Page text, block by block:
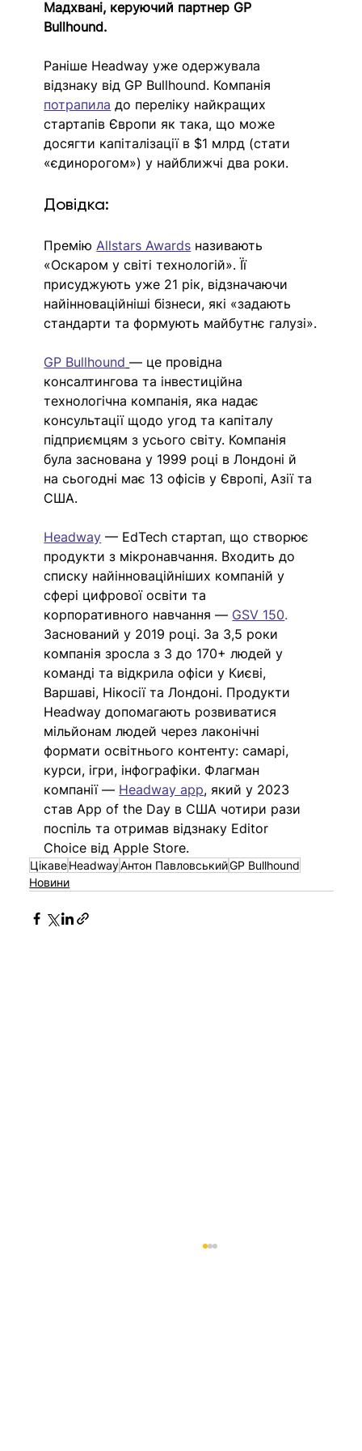
Мадхвані, керуючий партнер GP
Bullhound.
Раніше Headway уже одержувала
відзнаку від GP Bullhound. Компанія
потрапила до переліку найкращих
стартапів Європи як така, що може
досягти капіталізації в $1 млрд (стати
«єдинорогом») у найближчі два роки.
Довідка:
Премію Allstars Awards називають
«Оскаром у світі технологій». Її
присуджують уже 21 рік, відзначаючи
найінноваційніші бізнеси, які «задають
стандарти та формують майбутнє галузі».
GP Bullhound — це провідна
консалтингова та інвестиційна
технологічна компанія, яка надає
консультації щодо угод та капіталу
підприємцям з усього світу. Компанія
була заснована у 1999 році в Лондоні й
на сьогодні має 13 офісів у Європі, Азії та
США.
Headway — EdTech стартап, що створює
продукти з мікронавчання. Входить до
списку найінноваційніших компаній у
сфері цифрової освіти та
корпоративного навчання — GSV 150.
Заснований у 2019 році. За 3,5 роки
компанія зросла з 3 до 170+ людей у
команді та відкрила офіси у Києві,
Варшаві, Нікосії та Лондоні. Продукти
Headway допомагають розвиватися
мільйонам людей через лаконічні
формати освітнього контенту: самарі,
курси, ігри, інфографіки. Флагман
компанії — Headway app, який у 2023
став App of the Day в США чотири рази
поспіль та отримав відзнаку Editor
Choice від Apple Store.
ЦікавеHeadwayАнтон ПавловськийGP Bullhound
Новини